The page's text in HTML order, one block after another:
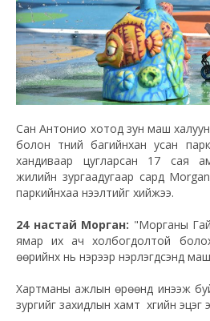
Сан Антонио хотод зун маш
болон түүний багийнхан усан
хандиваар цугларсан 17 сая
жилийн зургаадугаар сард
паркийнхаа нээлтийг хийжээ.
24 настай Морган: "Морганы
ямар их ач холбогдолтой
өөрийнх нь нэрээр нэрлэгдсэнд
Хартманы ажлын өрөөнд инээж буй
зургийг захидлын хамт хүүгийн